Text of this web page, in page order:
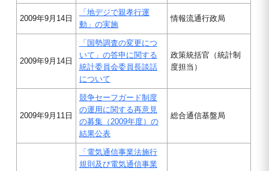
2009年9月14日
「地デジで親孝行運
動」の実施
情報流通行政局
2009年9月14日
「国勢調査の変更につ
いて」の答申に関する
統計委員会委員長談話
について
政策統括官（統計制
度担当）
2009年9月11日
競争セーフガード制度
の運用に関する再意見
の募集（2009年度）の
結果公表
総合通信基盤局
「電気通信事業法施行
規則及び電気通信事業